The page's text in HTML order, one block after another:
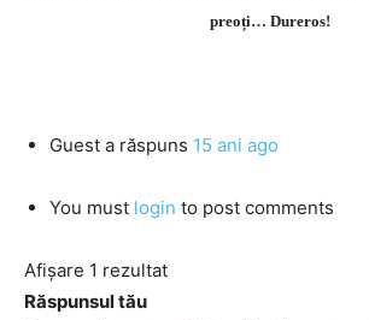
preoți… Dureros!
Guest a răspuns 15 ani ago
You must login to post comments
Afișare 1 rezultat
Răspunsul tău